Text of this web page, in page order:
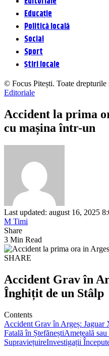
Educație
Politică locală
Social
Sport
Știri locale
© Focus Pitești. Toate drepturile
Editoriale
Accident la prima
cu mașina într-un
Last updated: august 16, 2025
M Timi
Share
3 Min Read
SHARE
Accident Grav în
Înghițit de un Stâlp
Contents
Accident Grav în Argeș: Jaguar
Fatală în ȘtefăneștiAmețeală
SupraviețuireInvestigații